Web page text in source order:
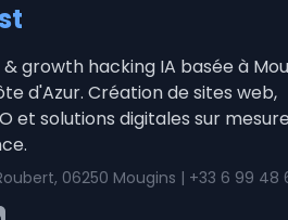
growth hacking IA basée à
d'Azur. Création de sites web,
et solutions digitales sur
06250 Mougins | +33 6 99 48